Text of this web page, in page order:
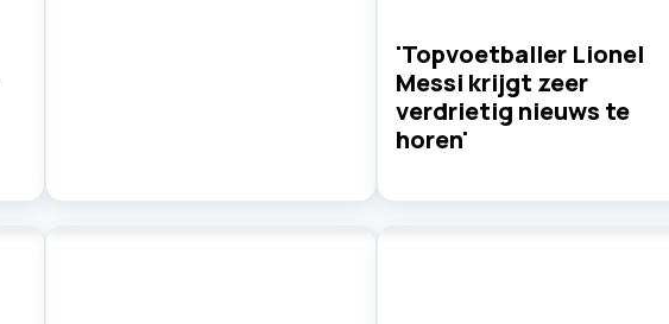
'Topvoetballer Lionel
Messi krijgt zeer
verdrietig nieuws te
horen'